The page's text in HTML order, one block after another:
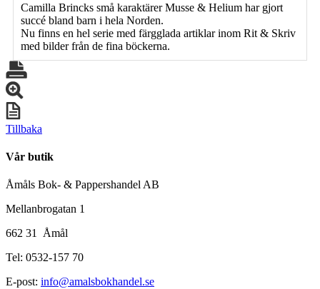
Camilla Brincks små karaktärer Musse & Helium har gjort
succé bland barn i hela Norden.
Nu finns en hel serie med färgglada artiklar inom Rit & Skriv
med bilder från de fina böckerna.
Tillbaka
Vår butik
Åmåls Bok- & Pappershandel AB
Mellanbrogatan 1
662 31 Åmål
Tel: 0532-157 70
E-post: info@amalsbokhandel.se